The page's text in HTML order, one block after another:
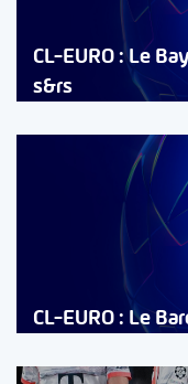
CL-EURO : Le
s&rs
CL-EURO : Le